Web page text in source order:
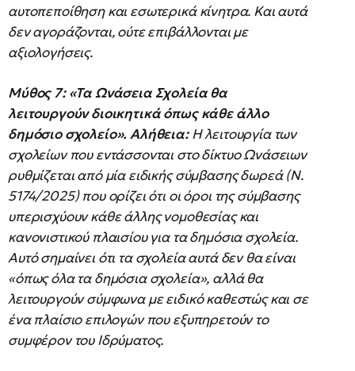
αυτοπεποίθηση και εσωτερικά κίνητρα. Και αυτά
δεν αγοράζονται, ούτε επιβάλλονται με
αξιολογήσεις.
Μύθος 7: «Τα Ωνάσεια Σχολεία θα
λειτουργούν διοικητικά όπως κάθε άλλο
δημόσιο σχολείο». Αλήθεια:Η λειτουργία των
σχολείων που εντάσσονται στο δίκτυο Ωνάσειων
ρυθμίζεται από μία ειδικής σύμβασης δωρεά (Ν.
5174/2025) που ορίζει ότι οι όροι της σύμβασης
υπερισχύουν κάθε άλλης νομοθεσίας και
κανονιστικού πλαισίου για τα δημόσια σχολεία.
Αυτό σημαίνει ότι τα σχολεία αυτά δεν θα είναι
«όπως όλα τα δημόσια σχολεία», αλλά θα
λειτουργούν σύμφωνα με ειδικό καθεστώς και σε
ένα πλαίσιο επιλογών που εξυπηρετούν το
συμφέρον του Ιδρύματος.